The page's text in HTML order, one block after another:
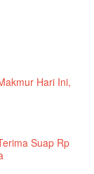
Hari Ini,
Suap Rp